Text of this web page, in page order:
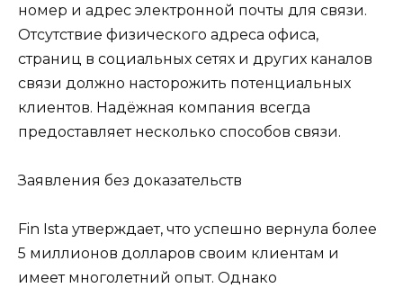
номер и адрес электронной почты для связи.
Отсутствие физического адреса офиса,
страниц в социальных сетях и других каналов
связи должно насторожить потенциальных
клиентов. Надёжная компания всегда
предоставляет несколько способов связи.
Заявления без доказательств
Fin Ista утверждает, что успешно вернула более
5 миллионов долларов своим клиентам и
имеет многолетний опыт. Однако